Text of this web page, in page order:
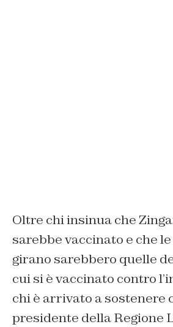
Oltre chi insinua che
sarebbe vaccinato e che
girano sarebbero quelle
cui si è vaccinato contro
chi è arrivato a sostenere
presidente della Regione